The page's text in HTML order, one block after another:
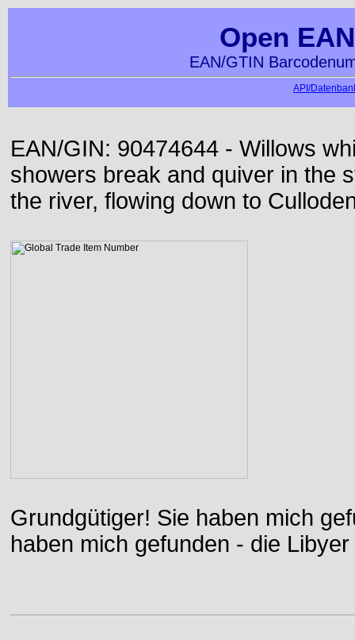
Open
EAN/GTIN
API/
EAN/GIN: 90474644 - Willows
showers break and quiver in the
the river, flowing down to
Grundgütiger! Sie haben mich
haben mich gefunden - die